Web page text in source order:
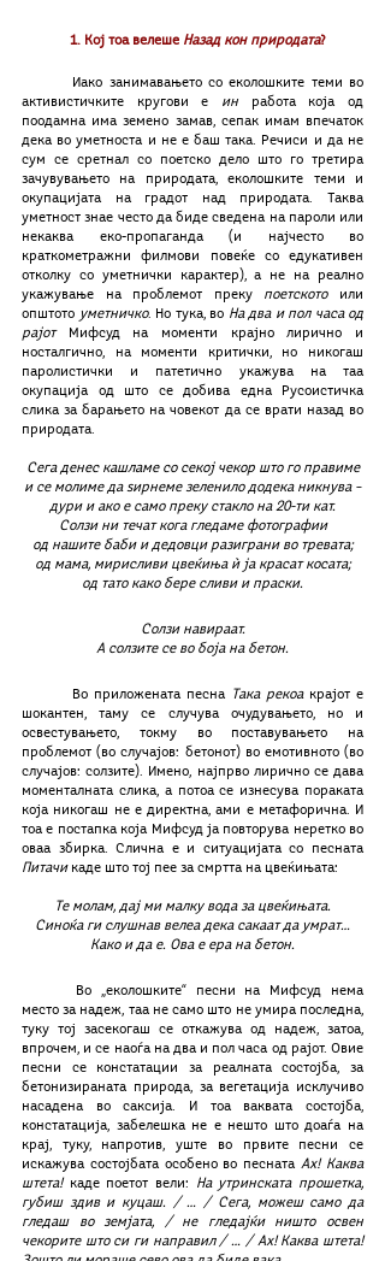
1. Кој тоа велеше Назад кон природата?
активистичките кругови е ин работа која од
поодамна има земено замав, сепак имам впечаток
дека во уметноста и не е баш така. Речиси и да не
сум се сретнал со поетско дело што го третира
зачувувањето на природата, еколошките теми и
окупацијата на градот над природата. Таква
уметност знае често да биде сведена на пароли или
некаква еко-пропаганда (и најчесто во
краткометражни филмови повеќе со едукативен
отколку со уметнички карактер), а не на реално
укажување на проблемот преку поетското или
општото уметничко. Но тука, во На два и пол часа од
рајот Мифсуд на моменти крајно лирично и
носталгично, на моменти критички, но никогаш
паролистички и патетично укажува на таа
окупација од што се добива една Русоистичка
слика за барањето на човекот да се врати назад во
природата.
Сега денес кашламе со секој чекор што го правиме
и се молиме да ѕирнеме зеленило додека никнува –
дури и ако е само преку стакло на 20-ти кат.
Солзи ни течат кога гледаме фотографии
од нашите баби и дедовци разиграни во тревата;
од мама, мирисливи цвеќиња ѝ ја красат косата;
од тато како бере сливи и праски.
Солзи навираат.
А солзите се во боја на бетон.
	Во приложената песна
Така рекоа крајот е
шокантен, таму се случува очудувањето, но и
освестувањето, токму во поставувањето на
проблемот (во случајов: бетонот) во емотивното (во
случајов: солзите). Имено, најпрво лирично се дава
моменталната слика, а потоа се изнесува пораката
која никогаш не е директна, ами е метафорична. И
тоа е постапка која Мифсуд ја повторува неретко во
Питачи каде што тој пее за смртта на цвеќињата:
Те молам, дај ми малку вода за цвеќињата.
Синоќа ги слушнав велеа дека сакаат да умрат…
Како и да е. Ова е ера на бетон.
место за надеж, таа не само што не умира последна,
туку тој засекогаш се откажува од надеж, затоа,
впрочем, и се наоѓа на два и пол часа од рајот. Овие
песни се констатации за реалната состојба, за
бетонизираната природа, за вегетација исклучиво
насадена во саксија. И тоа ваквата состојба,
констатација, забелешка не е нешто што доаѓа на
крај, туку, напротив, уште во првите песни се
искажува состојбата особено во песната Ах! Каква
штета! каде поетот вели:
На утринската прошетка,
губиш здив и куцаш. / … / Сега, можеш само да
гледаш во земјата, / не гледајќи ништо освен
чекорите што си ги направил / … / Ах! Каква штета!